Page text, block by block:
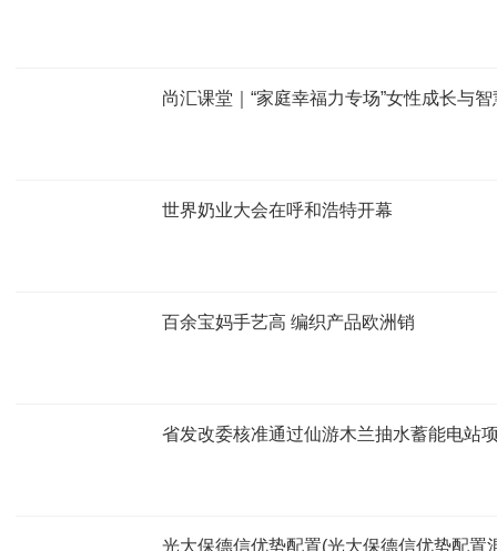
尚汇课堂｜“家庭幸福力专场”女性成长与
世界奶业大会在呼和浩特开幕
百余宝妈手艺高 编织产品欧洲销
省发改委核准通过仙游木兰抽水蓄能电站
光大保德信优势配置(光大保德信优势配置